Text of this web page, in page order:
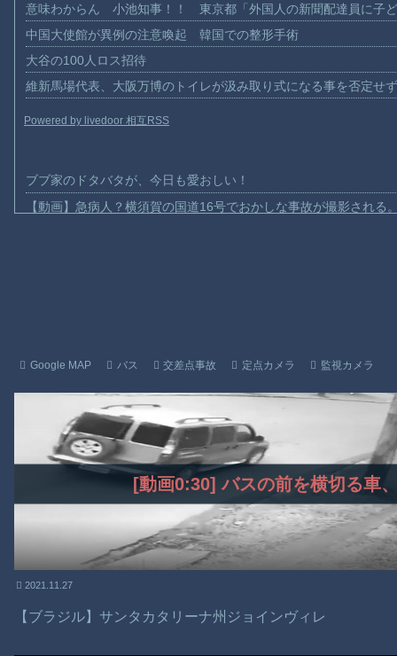
意味わからん 小池知事！！ 東京都「外国人の新聞配達員に子
中国大使館が異例の注意喚起 韓国での整形手術
大谷の100人ロス招待
維新馬場代表、大阪万博のトイレが汲み取り式になる事を否定せ
Powered by livedoor 相互RSS
ブブ家のドタバタが、今日も愛おしい！
【動画】急病人？横須賀の国道16号でおかしな事故が撮影される
お前らがメイドイン韓国で認めてるもの 「キムチ」あと3つは？
【動画】これはお見事。中国重慶市で珍しい事故が撮影される。
【画像】十二支合体！！ところでその前足、猫じゃね？
Powered by livedoor 相互RSS
Google MAP バス 交差点事故 定点カメラ 監視カメラ
[動画0:30] バスの前を横切る車
2021.11.27
【ブラジル】サンタカタリーナ州ジョインヴィレ